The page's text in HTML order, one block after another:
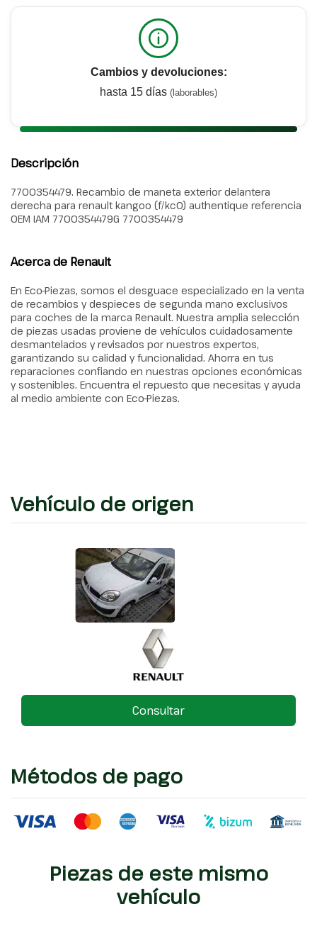
Cambios y devoluciones:
hasta 15 días (laborables)
Descripción
7700354479. Recambio de maneta exterior delantera
derecha para renault kangoo (f/kc0) authentique referencia
OEM IAM 7700354479G 7700354479
Acerca de Renault
En Eco-Piezas, somos el desguace especializado en la venta
de recambios y despieces de segunda mano exclusivos
para coches de la marca Renault. Nuestra amplia selección
de piezas usadas proviene de vehículos cuidadosamente
desmantelados y revisados por nuestros expertos,
garantizando su calidad y funcionalidad. Ahorra en tus
reparaciones confiando en nuestras opciones económicas
y sostenibles. Encuentra el repuesto que necesitas y ayuda
al medio ambiente con Eco-Piezas.
Vehículo de origen
Consultar
Métodos de pago
Piezas de este mismo
vehículo